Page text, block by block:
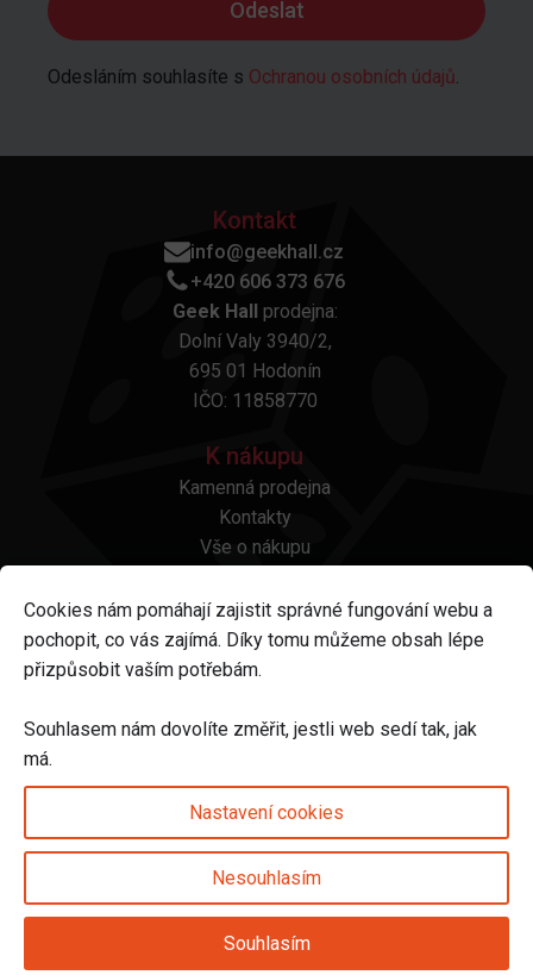
Odesláním souhlasíte s Ochranou osobních údajů.
Kontakt
info@geekhall.cz
+420 606 373 676
Geek Hall prodejna:
Dolní Valy 3940/2,
695 01 Hodonín
IČO: 11858770
K nákupu
Kamenná prodejna
Kontakty
Vše o nákupu
Platba a doprava
Reklamace a vrácení
Obchodní podmínky
Odstoupení od smlouvy
Sledujte nás na
© 2025 Svět karet s.r.o. | vytvořeno DIGIBEES
Cookies nám pomáhají zajistit správné fungování webu a
pochopit, co vás zajímá. Díky tomu můžeme obsah lépe
přizpůsobit vaším potřebám.
Souhlasem nám dovolíte změřit, jestli web sedí tak, jak
má.
Nastavení cookies
Nesouhlasím
Souhlasím